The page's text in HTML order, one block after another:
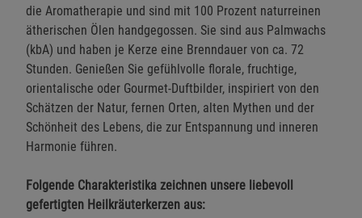
die Aromatherapie und sind mit 100 Prozent naturreinen
ätherischen Ölen handgegossen. Sie sind aus Palmwachs
(kbA) und haben je Kerze eine Brenndauer von ca. 72
Stunden. Genießen Sie gefühlvolle florale, fruchtige,
orientalische oder Gourmet-Duftbilder, inspiriert von den
Schätzen der Natur, fernen Orten, alten Mythen und der
Schönheit des Lebens, die zur Entspannung und inneren
Harmonie führen.
Folgende Charakteristika zeichnen unsere liebevoll
gefertigten Heilkräuterkerzen aus: